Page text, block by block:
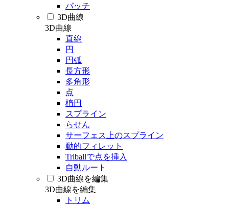
パッチ
3D曲線
3D曲線
直線
円
円弧
長方形
多角形
点
楕円
スプライン
らせん
サーフェス上のスプライン
動的フィレット
Triballで点を挿入
自動ルート
3D曲線を編集
3D曲線を編集
トリム